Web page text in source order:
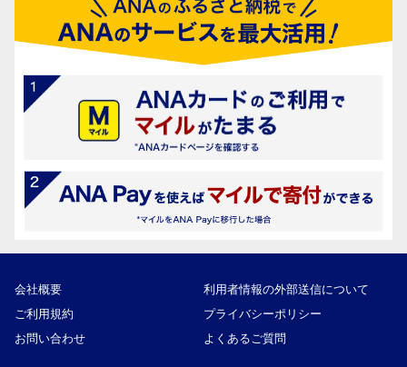
会社概要
利用者情報の外部送信について
ご利用規約
プライバシーポリシー
お問い合わせ
よくあるご質問